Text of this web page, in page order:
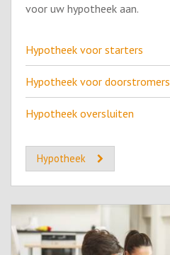
voor uw hypotheek aan.
Hypotheek voor starters
Hypotheek voor doorstromers
Hypotheek oversluiten
Hypotheek